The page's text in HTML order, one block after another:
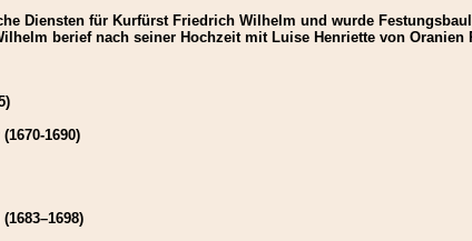
Diensten für Kurfürst Friedrich Wilhelm und wurde
berief nach seiner Hochzeit mit Luise Henriette von
1690)